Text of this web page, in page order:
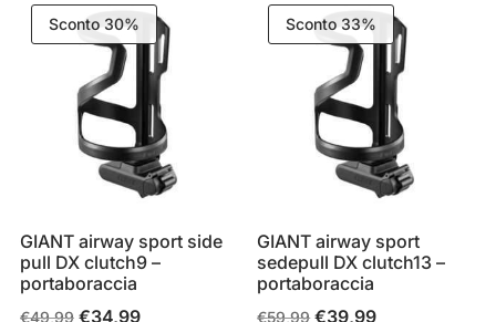
era:
€10,99.
è:
€9,90.
Sconto 30%
GIANT airway sport side
pull DX clutch9 –
portaboraccia
€49,99 Il
€34,99Il
Sconto 33%
GIANT airway sport
sedepull DX clutch13 –
portaboraccia
€59,99 Il
€39,99Il